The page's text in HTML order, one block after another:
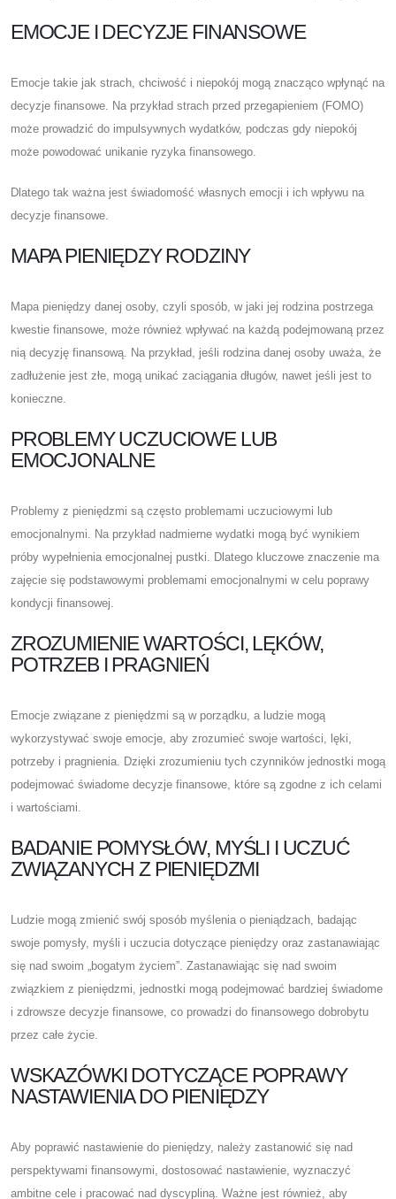
EMOCJE I DECYZJE FINANSOWE
Emocje takie jak strach, chciwość i niepokój mogą znacząco wpłynąć na
decyzje finansowe. Na przykład strach przed przegapieniem (FOMO)
może prowadzić do impulsywnych wydatków, podczas gdy niepokój
może powodować unikanie ryzyka finansowego.
Dlatego tak ważna jest świadomość własnych emocji i ich wpływu na
decyzje finansowe.
MAPA PIENIĘDZY RODZINY
Mapa pieniędzy danej osoby, czyli sposób, w jaki jej rodzina postrzega
kwestie finansowe, może również wpływać na każdą podejmowaną przez
nią decyzję finansową. Na przykład, jeśli rodzina danej osoby uważa, że ​​
zadłużenie jest złe, mogą unikać zaciągania długów, nawet jeśli jest to
konieczne.
PROBLEMY UCZUCIOWE LUB
EMOCJONALNE
Problemy z pieniędzmi są często problemami uczuciowymi lub
emocjonalnymi. Na przykład nadmierne wydatki mogą być wynikiem
próby wypełnienia emocjonalnej pustki. Dlatego kluczowe znaczenie ma
zajęcie się podstawowymi problemami emocjonalnymi w celu poprawy
kondycji finansowej.
ZROZUMIENIE WARTOŚCI, LĘKÓW,
POTRZEB I PRAGNIEŃ
Emocje związane z pieniędzmi są w porządku, a ludzie mogą
wykorzystywać swoje emocje, aby zrozumieć swoje wartości, lęki,
potrzeby i pragnienia. Dzięki zrozumieniu tych czynników jednostki mogą
podejmować świadome decyzje finansowe, które są zgodne z ich celami
i wartościami.
BADANIE POMYSŁÓW, MYŚLI I UCZUĆ
ZWIĄZANYCH Z PIENIĘDZMI
Ludzie mogą zmienić swój sposób myślenia o pieniądzach, badając
swoje pomysły, myśli i uczucia dotyczące pieniędzy oraz zastanawiając
się nad swoim „bogatym życiem”. Zastanawiając się nad swoim
związkiem z pieniędzmi, jednostki mogą podejmować bardziej świadome
i zdrowsze decyzje finansowe, co prowadzi do finansowego dobrobytu
przez całe życie.
WSKAZÓWKI DOTYCZĄCE POPRAWY
NASTAWIENIA DO PIENIĘDZY
Aby poprawić nastawienie do pieniędzy, należy zastanowić się nad
perspektywami finansowymi, dostosować nastawienie, wyznaczyć
ambitne cele i pracować nad dyscypliną. Ważne jest również, aby